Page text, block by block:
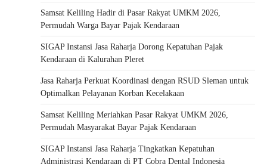
Samsat Keliling Hadir di Pasar Rakyat UMKM 2026,
Permudah Warga Bayar Pajak Kendaraan
SIGAP Instansi Jasa Raharja Dorong Kepatuhan Pajak
Kendaraan di Kalurahan Pleret
Jasa Raharja Perkuat Koordinasi dengan RSUD Sleman untuk
Optimalkan Pelayanan Korban Kecelakaan
Samsat Keliling Meriahkan Pasar Rakyat UMKM 2026,
Permudah Masyarakat Bayar Pajak Kendaraan
SIGAP Instansi Jasa Raharja Tingkatkan Kepatuhan
Administrasi Kendaraan di PT Cobra Dental Indonesia